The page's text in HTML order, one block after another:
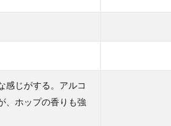
感じがする。アルコ
、ホップの香りも強